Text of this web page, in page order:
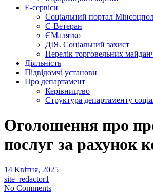
Е-сервіси
Соціальний портал
Є-Ветеран
ЄМалятко
ДІЯ. Соціальний захист
Перелік торговельних
Діяльність
Підвідомчі установи
Про департамент
Керівництво
Структура департаменту
Оголошення про
послуг за рахунок
14 Квітня, 2025
site_redactor1
No Comments